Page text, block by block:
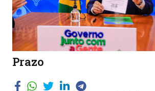
Prazo